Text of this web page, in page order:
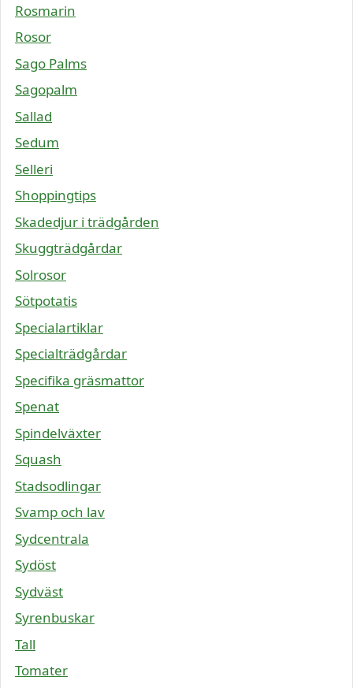
Rosmarin
Rosor
Sago Palms
Sagopalm
Sallad
Sedum
Selleri
Shoppingtips
Skadedjur i trädgården
Skuggträdgårdar
Solrosor
Sötpotatis
Specialartiklar
Specialträdgårdar
Specifika gräsmattor
Spenat
Spindelväxter
Squash
Stadsodlingar
Svamp och lav
Sydcentrala
Sydöst
Sydväst
Syrenbuskar
Tall
Tomater